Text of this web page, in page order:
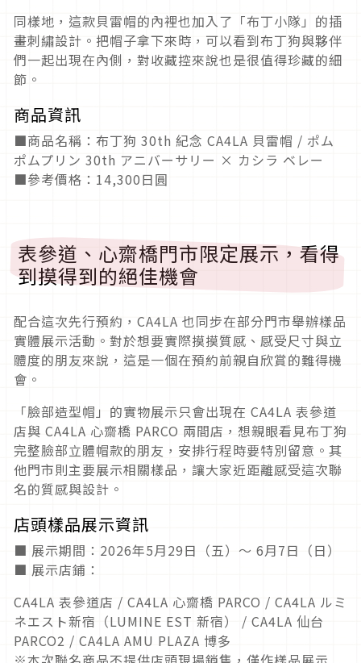
同樣地，這款貝雷帽的內裡也加入了「布丁小隊」的插
畫刺繡設計。把帽子拿下來時，可以看到布丁狗與夥伴
們一起出現在內側，對收藏控來說也是很值得珍藏的細
節。
商品資訊
■商品名稱：布丁狗 30th 紀念 CA4LA 貝雷帽 / ポム
ポムプリン 30th アニバーサリー × カシラ ベレー
■參考價格：14,300日圓
表參道、心齋橋門市限定展示，看得
到摸得到的絕佳機會
配合這次先行預約，CA4LA 也同步在部分門市舉辦樣品
實體展示活動。對於想要實際摸摸質感、感受尺寸與立
體度的朋友來說，這是一個在預約前親自欣賞的難得機
會。
「臉部造型帽」的實物展示只會出現在 CA4LA 表參道
店與 CA4LA 心齋橋 PARCO 兩間店，想親眼看見布丁狗
完整臉部立體帽款的朋友，安排行程時要特別留意。其
他門市則主要展示相關樣品，讓大家近距離感受這次聯
名的質感與設計。
店頭樣品展示資訊
■ 展示期間：2026年5月29日（五）～ 6月7日（日）
■ 展示店鋪：
CA4LA 表參道店 / CA4LA 心齋橋 PARCO / CA4LA ルミ
ネエスト新宿（LUMINE EST 新宿） / CA4LA 仙台
PARCO2 / CA4LA AMU PLAZA 博多